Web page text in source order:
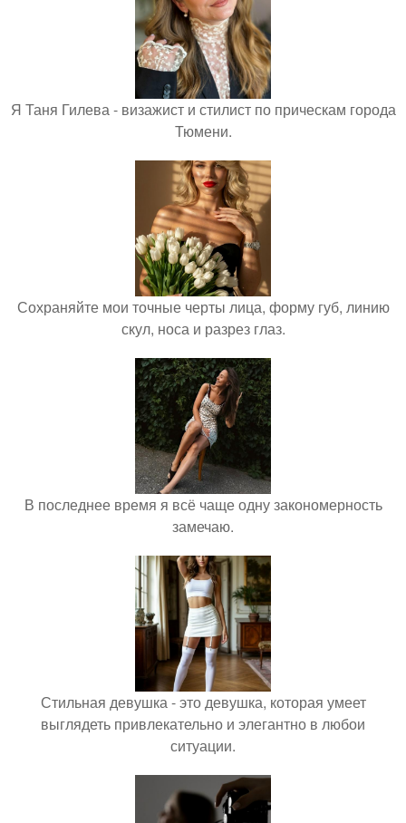
Я Таня Гилева - визажист и стилист по прическам города
Тюмени.
Сохраняйте мои точные черты лица, форму губ, линию
скул, носа и разрез глаз.
В последнее время я всё чаще одну закономерность
замечаю.
Стильная девушка - это девушка, которая умеет
выглядеть привлекательно и элегантно в любои
ситуации.